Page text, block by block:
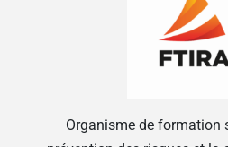
Organisme de formation